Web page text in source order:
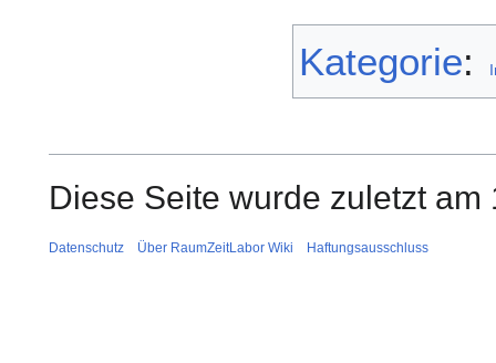
Kategorie:
Diese Seite wurde zuletzt
Datenschutz Über RaumZeitLabor Wiki Haftungsausschluss